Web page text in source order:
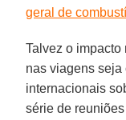
geral de
Talvez o
nas viagens
internacionais
série de